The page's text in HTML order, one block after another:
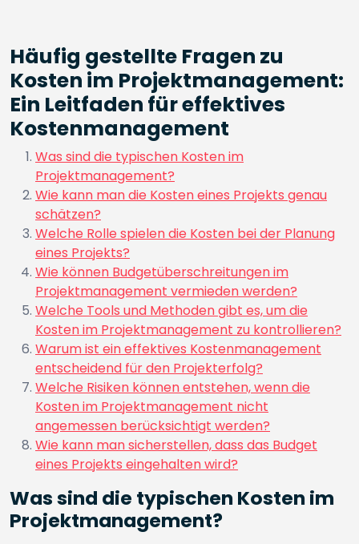
Häufig gestellte Fragen zu
Kosten im Projektmanagement:
Ein Leitfaden für effektives
Kostenmanagement
Was sind die typischen Kosten im
Projektmanagement?
Wie kann man die Kosten eines Projekts genau
schätzen?
Welche Rolle spielen die Kosten bei der Planung
eines Projekts?
Wie können Budgetüberschreitungen im
Projektmanagement vermieden werden?
Welche Tools und Methoden gibt es, um die
Kosten im Projektmanagement zu kontrollieren?
Warum ist ein effektives Kostenmanagement
entscheidend für den Projekterfolg?
Welche Risiken können entstehen, wenn die
Kosten im Projektmanagement nicht
angemessen berücksichtigt werden?
Wie kann man sicherstellen, dass das Budget
eines Projekts eingehalten wird?
Was sind die typischen Kosten im
Projektmanagement?